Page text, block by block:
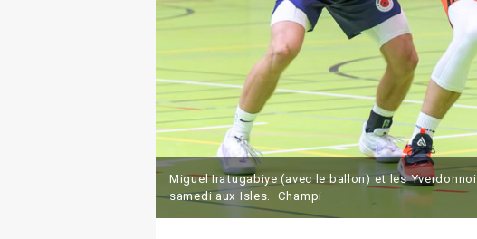
Miguel Iratugabiye (avec le ballon) et les
samedi aux Isles. Champi